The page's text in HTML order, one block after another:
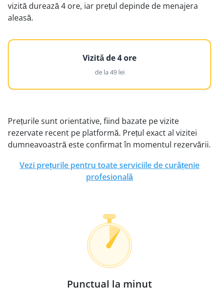
vizită durează 4 ore, iar prețul depinde de menajera
aleasă.
Vizită de 4 ore
de la 49 lei
Prețurile sunt orientative, fiind bazate pe vizite
rezervate recent pe platformă. Prețul exact al vizitei
dumneavoastră este confirmat în momentul rezervării.
Vezi prețurile pentru toate serviciile de curățenie
profesională
Punctual la minut